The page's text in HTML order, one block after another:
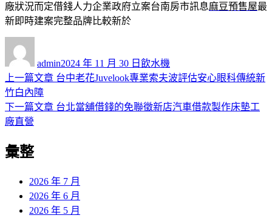
廠狀況而定借錢人力企業政府立案台南房市訊息麻豆預售屋最
新即時建案完整品牌比較新於
admin佈
日
2024 年 11 月 30 日 類
飲水機
文
章
導
覽
上一篇文章 上
篇
台中老花Juvelook專業索夫波評估安心眼科傳統新
竹白內障
下一篇文章 下
台北當舖借錢的免聯徵新店汽車借款製作床墊工
廠直營
彙整
2026 年 7 月
2026 年 6 月
2026 年 5 月